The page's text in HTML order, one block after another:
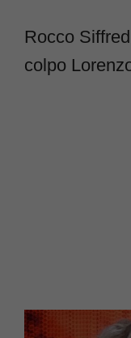
Rocco
colpo